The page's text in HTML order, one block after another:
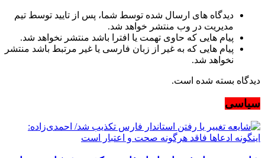
دیدگاه های ارسال شده توسط شما، پس از تایید توسط تیم
مدیریت در وب منتشر خواهد شد.
پیام هایی که حاوی تهمت یا افترا باشد منتشر نخواهد شد.
پیام هایی که به غیر از زبان فارسی یا غیر مرتبط باشد منتشر
نخواهد شد.
دیدگاه بسته شده است.
سیاسی